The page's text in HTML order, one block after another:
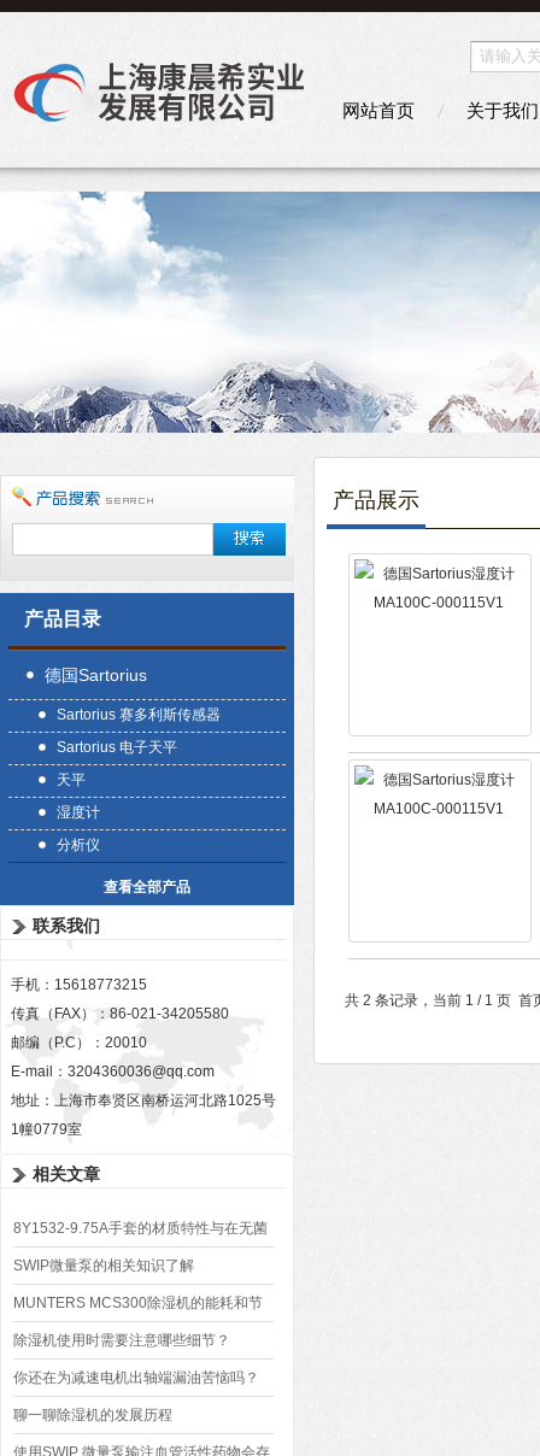
网站首页 关于我们
产品目录
德国Sartorius
Sartorius 赛多利斯传感器
Sartorius 电子天平
天平
湿度计
分析仪
查看全部产品
联系我们
手机：15618773215
传真（FAX）：86-021-34205580
邮编（P.C）：20010
E-mail： 3204360036@qq.com
地址：上海市奉贤区南桥运河北路1025号
1幢0779室
相关文章
8Y1532-9.75A手套的材质特性与在无菌
环境中的操作规范
SWIP微量泵的相关知识了解
MUNTERS MCS300除湿机的能耗和节
能方面的考量
除湿机使用时需要注意哪些细节？
你还在为减速电机出轴端漏油苦恼吗？
聊一聊除湿机的发展历程
使用SWIP 微量泵输注血管活性药物会存
产品展示
共 2 条记录，当前 1 / 1 页